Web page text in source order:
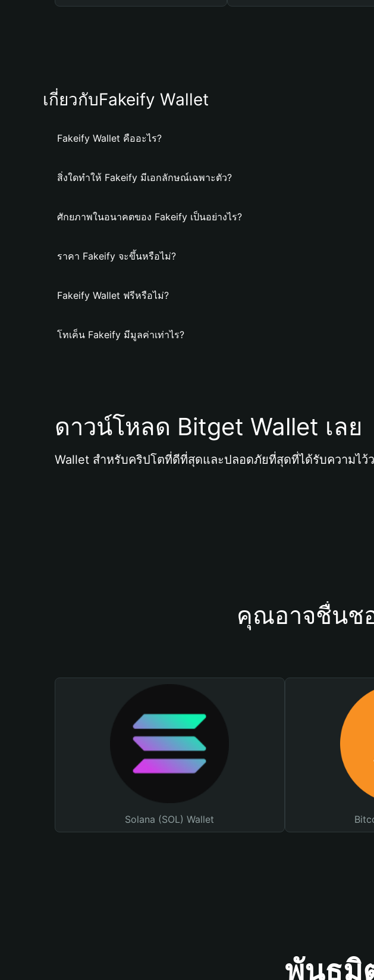
เกี่ยวกับFakeify Wallet
Fakeify Wallet คืออะไร?
สิ่งใดทำให้ Fakeify มีเอกลักษณ์เฉพาะตัว?
ศักยภาพในอนาคตของ Fakeify เป็นอย่างไร?
ราคา Fakeify จะขึ้นหรือไม่?
Fakeify Wallet ฟรีหรือไม่?
โทเค็น Fakeify มีมูลค่าเท่าไร?
ดาวน์โหลด Bitget Wallet เลย
Wallet สำหรับคริปโตที่ดีที่สุดและปลอดภัยที่สุดที่ได้รับความไว้
คุณอาจชื่นช
Solana (SOL) Wallet
พันธมิ